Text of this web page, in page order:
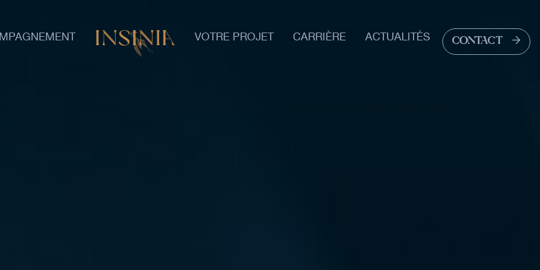
VOTRE PROJET CARRIÈRE ACTUALITÉS CONTACT